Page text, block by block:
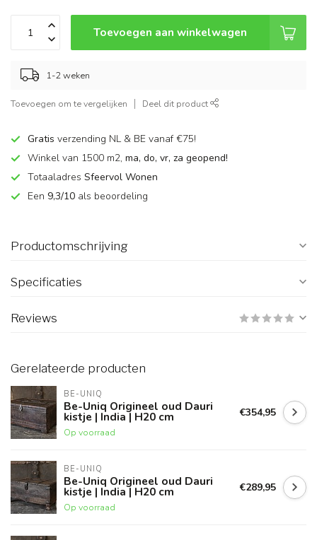
Toevoegen aan winkelwagen
1-2 weken
Toevoegen om te vergelijken Deel dit product
Gratis verzending NL & BE vanaf €75!
Winkel van 1500 m2, ma, do, vr, za geopend!
Totaaladres Sfeervol Wonen
Een 9,3/10 als beoordeling
Productomschrijving
Specificaties
Reviews
Gerelateerde producten
BE-UNIQ
Be-Uniq Origineel oud Dauri
kistje | India | H20 cm
Op voorraad
€354,95
BE-UNIQ
Be-Uniq Origineel oud Dauri
kistje | India | H20 cm
Op voorraad
€289,95